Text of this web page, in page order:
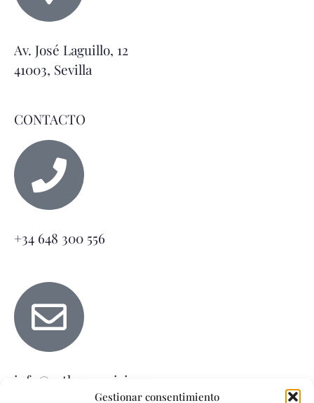
Gestionar consentimiento
Av. José Laguillo, 12
41003, Sevilla
CONTACTO
+34 648 300 556
info@estheraparicio.es